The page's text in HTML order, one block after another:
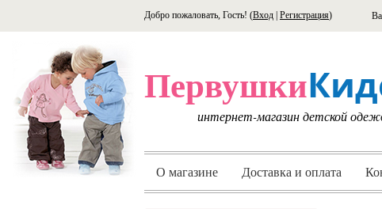
Добро пожаловать, Гость! (Вход Регистрация)
Первушки
интернет-магазин детской
О магазине Доставка и оплата